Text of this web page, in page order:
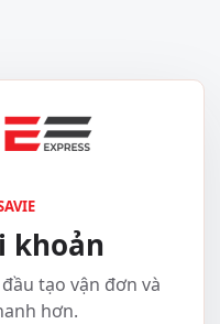
khoản
tạo vận đơn và
hơn.